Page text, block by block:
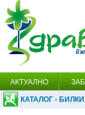
АКТУАЛНО
КАТАЛОГ - БИЛКИ